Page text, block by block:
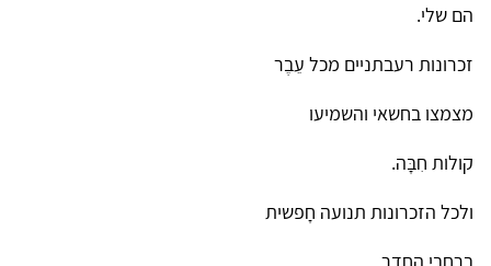
הם שלי.
זכרונות רעבתניים מכל עֵבֶר
מצמצו בחשאי והשמיעו
קולות חִבָּה.
ולכל הזכרונות תנועה חָפשית
ברחבי החדר